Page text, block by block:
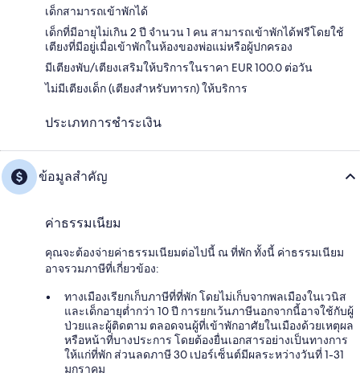
เด็กสามารถเข้าพักได้
เด็กที่มีอายุไม่เกิน 2 ปี จำนวน 1 คน สามารถเข้าพักได้ฟรีโดยใช้
เตียงที่มีอยู่เมื่อเข้าพักในห้องของพ่อแม่หรือผู้ปกครอง
มีเตียงพับ/เตียงเสริมให้บริการในราคา EUR 100.0 ต่อวัน
ไม่มีเตียงเด็ก (เตียงสำหรับทารก) ให้บริการ
ประเภทการชำระเงิน
ข้อมูลสำคัญ
ค่าธรรมเนียม
คุณจะต้องจ่ายค่าธรรมเนียมต่อไปนี้ ณ ที่พัก ทั้งนี้ ค่าธรรมเนียม
อาจรวมภาษีที่เกี่ยวข้อง:
ทางเมืองเรียกเก็บภาษีที่ที่พัก โดยไม่เก็บจากพลเมืองในเวนิส
และเด็กอายุต่ำกว่า 10 ปี การยกเว้นภาษีนอกจากนี้อาจใช้กับผู้
ป่วยและผู้ติดตาม ตลอดจนผู้ที่เข้าพักอาศัยในเมืองด้วยเหตุผล
หรือหน้าที่บางประการ โดยต้องยื่นเอกสารอย่างเป็นทางการ
ให้แก่ที่พัก ส่วนลดภาษี 30 เปอร์เซ็นต์มีผลระหว่างวันที่ 1-31
มกราคม